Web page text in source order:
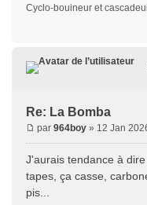
Cyclo-bouineur et
Re: La Bomba
par 964boy » 12 Jan
J'aurais tendance à
tapes, ça casse,
pis...